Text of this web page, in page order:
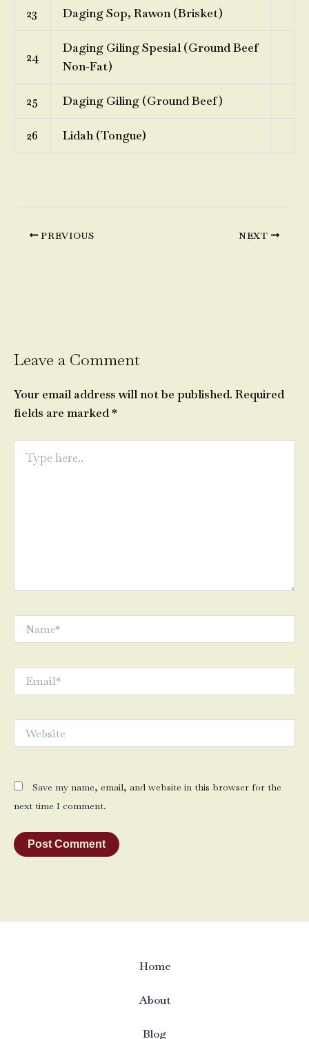
23 Daging Sop, Rawon (Brisket)
24
Daging Giling Spesial (Ground Beef
Non-Fat)
25 Daging Giling (Ground Beef)
26 Lidah (Tongue)
PREVIOUS NEXT
Leave a Comment
Your email address will not be published. Required
fields are marked*
here..
Save my name, email, and website in this browser for the
next time I comment.
Home
About
Blog